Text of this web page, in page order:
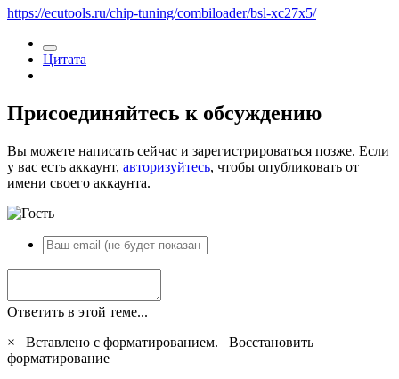
https://ecutools.ru/chip-tuning/combiloader/bsl-xc27x5/
Цитата
Присоединяйтесь к обсуждению
Вы можете написать сейчас и зарегистрироваться позже. Если
у вас есть аккаунт, авторизуйтесь, чтобы опубликовать от
имени своего аккаунта.
Ответить в этой теме...
×
Вставлено с форматированием. Восстановить
форматирование